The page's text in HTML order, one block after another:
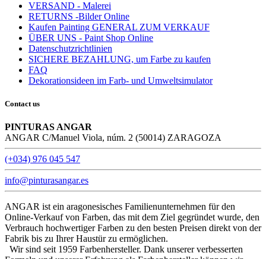
VERSAND - Malerei
RETURNS -Bilder Online
Kaufen Painting GENERAL ZUM VERKAUF
ÜBER UNS - Paint Shop Online
Datenschutzrichtlinien
SICHERE BEZAHLUNG, um Farbe zu kaufen
FAQ
Dekorationsideen im Farb- und Umweltsimulator
Contact us
PINTURAS ANGAR
ANGAR C/Manuel Viola, núm. 2 (50014) ZARAGOZA
(+034) 976 045 547
info@pinturasangar.es
ANGAR ist ein aragonesisches Familienunternehmen für den
Online-Verkauf von Farben, das mit dem Ziel gegründet wurde, den
Verbrauch hochwertiger Farben zu den besten Preisen direkt von der
Fabrik bis zu Ihrer Haustür zu ermöglichen.
Wir sind seit 1959 Farbenhersteller. Dank unserer verbesserten